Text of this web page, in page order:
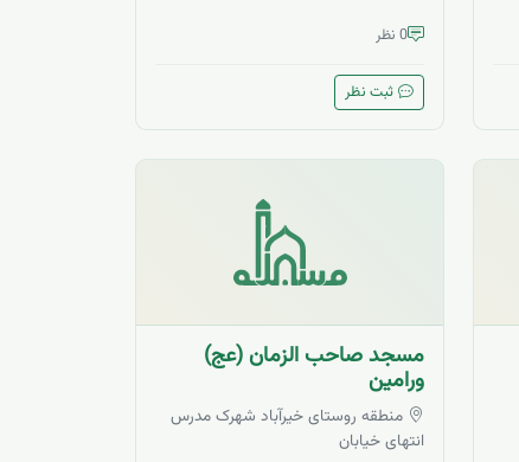
0 نظر
ثبت نظر
مسجد صاحب الزمان (عج)
ورامین
منطقه روستای خیرآباد شهرک مدرس
انتهای خیابان